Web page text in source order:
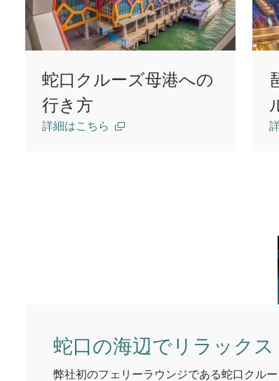
蛇口クルーズ母港への
行き方
詳細はこちら
蛇口の海辺でリラックス
弊社初のフェリーラウンジである蛇口クルー